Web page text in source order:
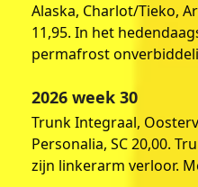
Alaska, Charlot/Tieko,
11,95. In het
permafrost
2026 week 30
Trunk Integraal,
Personalia, SC 20,00.
zijn linkerarm verloor.